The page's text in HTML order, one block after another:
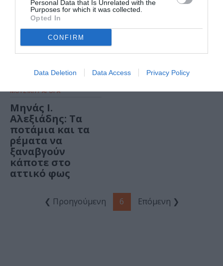
Personal Data that Is Unrelated with the
Purposes for which it was collected.
Opted In
CONFIRM
Data Deletion Data Access Privacy Policy
ΜΟΥΣΙΚΗ / ΑΡΘΡΑ
Mηνάς Ι.
Αλεξιάδης: Τα
ποτάμια και τα
ρέματα να
ξαναβγούν
κάποτε στο
αττικό φως
Εθνική Λυρική
Σταυρόπουλος
Πρόεδρος του
Συμβουλίου
❮ Προηγούμενη 6 Επόμενη ❯